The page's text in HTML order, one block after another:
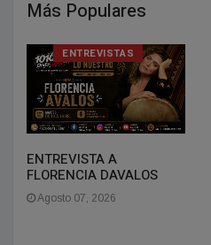
Más Populares
ENTREVISTAS
ENTREVISTA A
FLORENCIA DAVALOS
Agosto 07, 2026